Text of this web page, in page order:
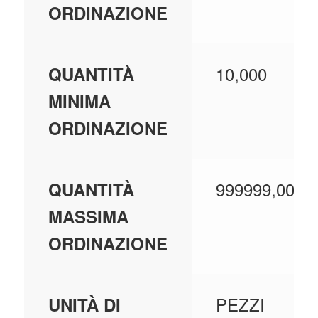
ORDINAZIONE
QUANTITÀ
MINIMA
ORDINAZIONE
10,000
QUANTITÀ
MASSIMA
ORDINAZIONE
999999,000
UNITÀ DI
PEZZI